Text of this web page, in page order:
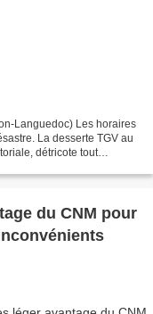
Languedoc) Les horaires
La desserte TGV au
détricote tout
du CNM pour